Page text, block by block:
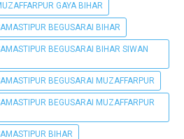
GAYA BIHAR
BEGUSARAI BIHAR
BEGUSARAI BIHAR SIWAN
BEGUSARAI MUZAFFARPUR
BEGUSARAI MUZAFFARPUR
BIHAR